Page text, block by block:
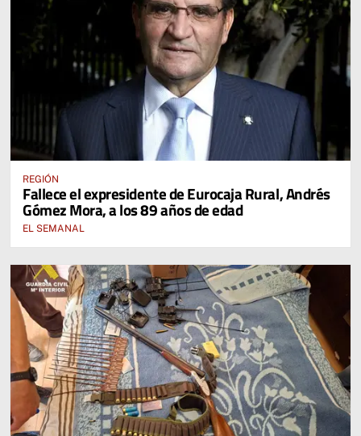
REGIÓN
Fallece el expresidente de Eurocaja Rural, Andrés
Gómez Mora, a los 89 años de edad
EL SEMANAL